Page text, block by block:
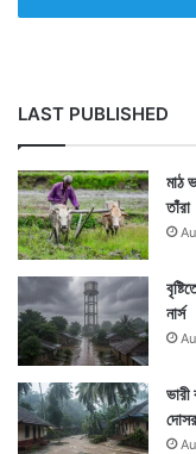
LAST PUBLISHED
মাঠ
তাঁরা
নার্স
ভারী